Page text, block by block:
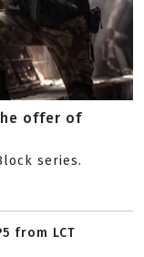
offer of
series.
from LCT